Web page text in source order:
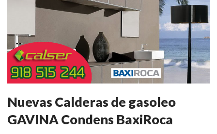
Nuevas Calderas de gasoleo
GAVINA Condens BaxiRoca